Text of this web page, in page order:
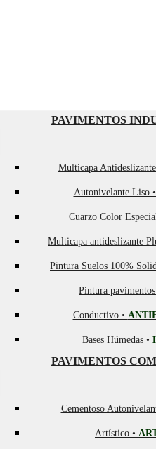
PAVIMENTOS
Multicapa
Autonivelante Liso
Cuarzo Color
Multicapa antideslizante
Pintura Suelos 100%
Pintura
Conductivo •
Bases Húmedas •
PAVIMENTOS
Cementoso
Artístico •